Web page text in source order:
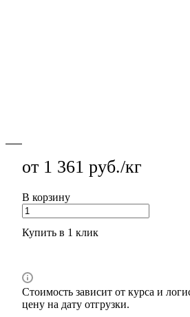
от 1 361 руб./кг
В корзину
Купить в 1 клик
Стоимость зависит от курса и
цену на дату отгрузки.